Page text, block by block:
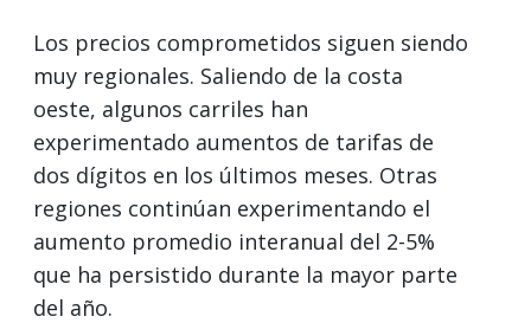
Los precios comprometidos siguen siendo
muy regionales. Saliendo de la costa
oeste, algunos carriles han
experimentado aumentos de tarifas de
dos dígitos en los últimos meses. Otras
regiones continúan experimentando el
aumento promedio interanual del 2-5%
que ha persistido durante la mayor parte
del año.